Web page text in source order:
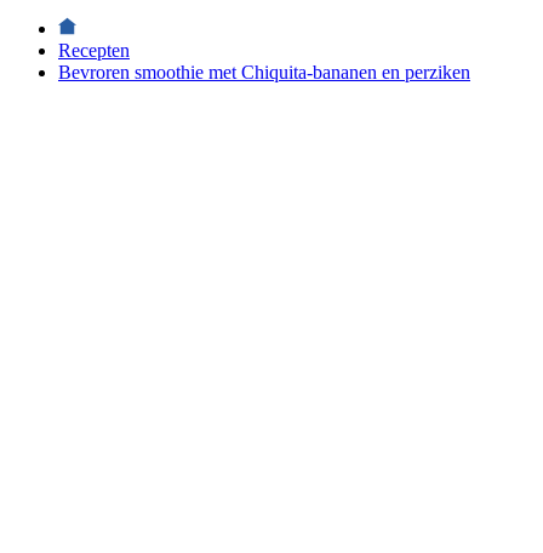
Recepten
Bevroren smoothie met Chiquita-bananen en perziken